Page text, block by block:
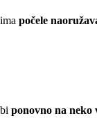
počele
ponovno na neko